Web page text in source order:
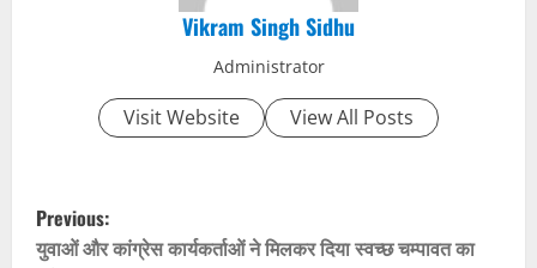
Vikram Singh Sidhu
Administrator
Visit Website View All Posts
P
Previous:
युवाओं और कांग्रेस कार्यकर्ताओं ने मिलकर दिया स्वच्छ चम्पावत का